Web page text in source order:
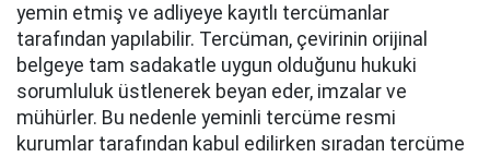
yemin etmiş ve adliyeye kayıtlı tercümanlar
tarafından yapılabilir. Tercüman, çevirinin orijinal
belgeye tam sadakatle uygun olduğunu hukuki
sorumluluk üstlenerek beyan eder, imzalar ve
mühürler. Bu nedenle yeminli tercüme resmi
kurumlar tarafından kabul edilirken sıradan tercüme